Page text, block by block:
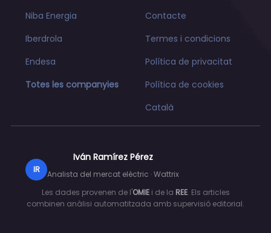
Niba Energia
Iberdrola
Endesa
Totes les companyies
Contacte
Termes i condicions
Política de privacitat
Política de cookies
Català
IR
Iván Ramírez Pérez
Analista del mercat elèctric · Wattrix
Les dades provenen de l'OMIEi de la REE. Els articles
combinen anàlisi automatitzada amb supervisió editorial.